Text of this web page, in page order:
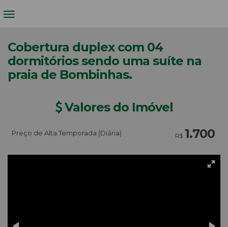
Cobertura duplex com 04
dormitórios sendo uma suíte na
praia de Bombinhas.
Valores do Imóvel
R$ 1.700
Preço de Alta Temporada (Diária)